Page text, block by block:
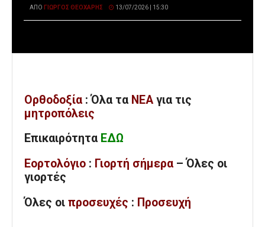
ΑΠΌ ΓΙΏΡΓΟΣ ΘΕΟΧΆΡΗΣ 13/07/2026 | 15:30
Ορθοδοξία : Όλα τα ΝΕΑ για τις
μητροπόλεις
Επικαιρότητα ΕΔΩ
Εορτολόγιο : Γιορτή σήμερα – Όλες οι
γιορτές
Όλες οι προσευχές : Προσευχή